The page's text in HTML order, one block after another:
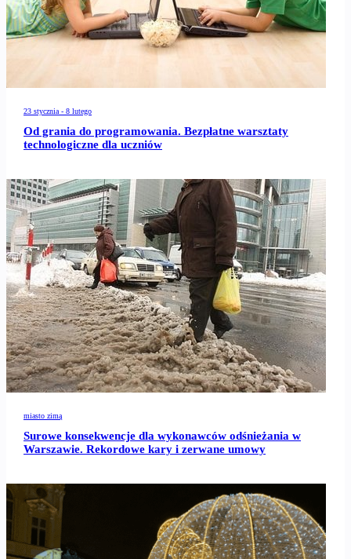
23 stycznia - 8 lutego
Od grania do programowania. Bezpłatne warsztaty
technologiczne dla uczniów
miasto zimą
Surowe konsekwencje dla wykonawców odśnieżania w
Warszawie. Rekordowe kary i zerwane umowy